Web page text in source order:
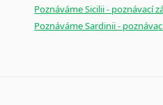
Poznáváme Sicilii - poznávací
Poznáváme Sardinii -